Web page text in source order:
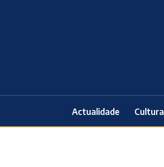
Actualidade Cultura